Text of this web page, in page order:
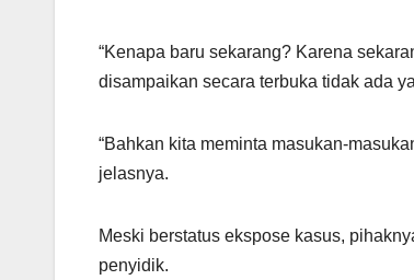
“Kenapa baru sekarang? Karena
disampaikan secara terbuka tidak ada
“Bahkan kita meminta masukan-
jelasnya.
Meski berstatus ekspose kasus,
penyidik.